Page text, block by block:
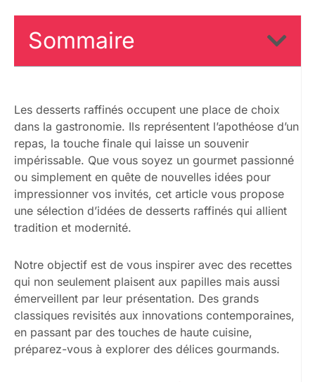
Sommaire
Les desserts raffinés occupent une place de choix
dans la gastronomie. Ils représentent l’apothéose d’un
repas, la touche finale qui laisse un souvenir
impérissable. Que vous soyez un gourmet passionné
ou simplement en quête de nouvelles idées pour
impressionner vos invités, cet article vous propose
une sélection d’idées de desserts raffinés qui allient
tradition et modernité.
Notre objectif est de vous inspirer avec des recettes
qui non seulement plaisent aux papilles mais aussi
émerveillent par leur présentation. Des grands
classiques revisités aux innovations contemporaines,
en passant par des touches de haute cuisine,
préparez-vous à explorer des délices gourmands.